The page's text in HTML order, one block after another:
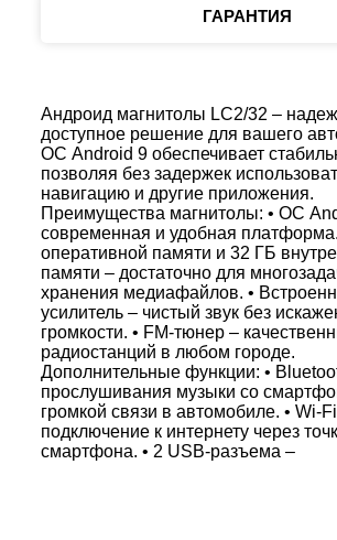
ГАРАНТИЯ
Андроид магнитолы LC2/32 –
доступное решение для вашего
ОС Android 9 обеспечивает
позволяя без задержек
навигацию и другие приложения.
Преимущества магнитолы: • ОС
современная и удобная
оперативной памяти и 32 ГБ
памяти – достаточно для
хранения медиафайлов. •
усилитель – чистый звук без
громкости. • FM-тюнер –
радиостанций в любом городе.
Дополнительные функции: •
прослушивания музыки со
громкой связи в автомобиле. • Wi-
подключение к интернету через
смартфона. • 2 USB-разъема –